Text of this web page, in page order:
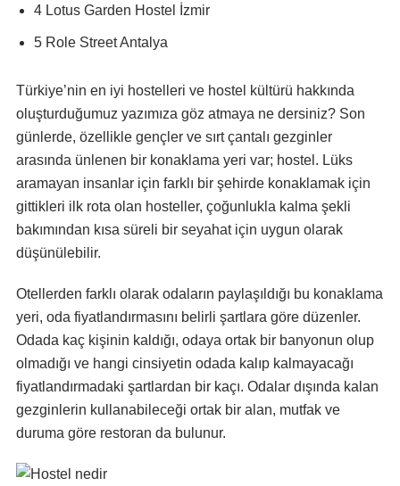
4 Lotus Garden Hostel İzmir
5 Role Street Antalya
Türkiye’nin en iyi hostelleri ve hostel kültürü hakkında
oluşturduğumuz yazımıza göz atmaya ne dersiniz? Son
günlerde, özellikle gençler ve sırt çantalı gezginler
arasında ünlenen bir konaklama yeri var; hostel. Lüks
aramayan insanlar için farklı bir şehirde konaklamak için
gittikleri ilk rota olan hosteller, çoğunlukla kalma şekli
bakımından kısa süreli bir seyahat için uygun olarak
düşünülebilir.
Otellerden farklı olarak odaların paylaşıldığı bu konaklama
yeri, oda fiyatlandırmasını belirli şartlara göre düzenler.
Odada kaç kişinin kaldığı, odaya ortak bir banyonun olup
olmadığı ve hangi cinsiyetin odada kalıp kalmayacağı
fiyatlandırmadaki şartlardan bir kaçı. Odalar dışında kalan
gezginlerin kullanabileceği ortak bir alan, mutfak ve
duruma göre restoran da bulunur.